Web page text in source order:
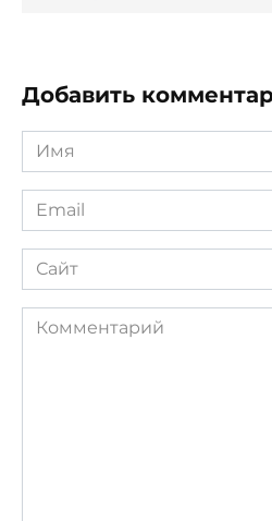
Добавить
Имя
*
Email
*
Сайт
Комментарий